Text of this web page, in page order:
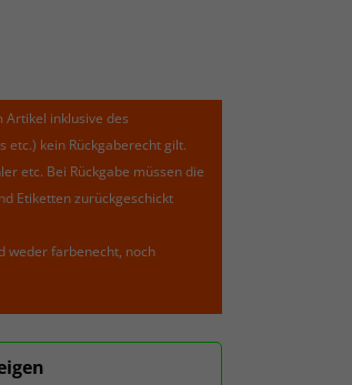
Artikel inklusive des
etc.) kein Rückgaberecht gilt.
etc. Bei Rückgabe müssen die
Etiketten zurückgeschickt
weder farbenecht, noch